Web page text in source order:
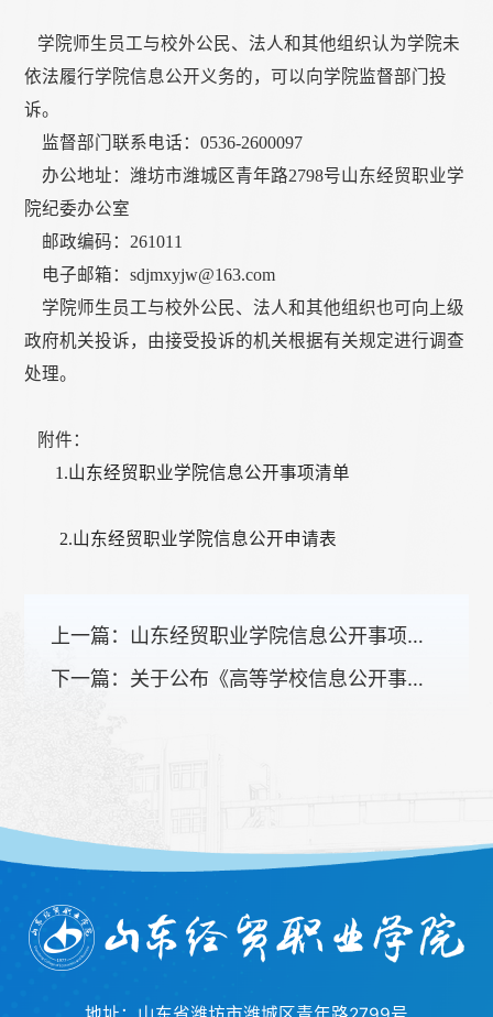
学院师生员工与校外公民、法人和其他组织认为学院未
依法履行学院信息公开义务的，可以向学院监督部门投
诉。
监督部门联系电话：0536-2600097
办公地址：潍坊市潍城区青年路2798号山东经贸职业学
院纪委办公室
邮政编码：261011
电子邮箱：sdjmxyjw@163.com
学院师生员工与校外公民、法人和其他组织也可向上级
政府机关投诉，由接受投诉的机关根据有关规定进行调查
处理。
附件：
1.山东经贸职业学院信息公开事项清单
2.山东经贸职业学院信息公开申请表
上一篇： 山东经贸职业学院信息公开事项清单
下一篇： 关于公布《高等学校信息公开事项清单》的通知